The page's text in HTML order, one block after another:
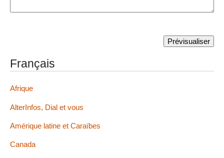
Français
Afrique
AlterInfos, Dial et vous
Amérique latine et Caraïbes
Canada